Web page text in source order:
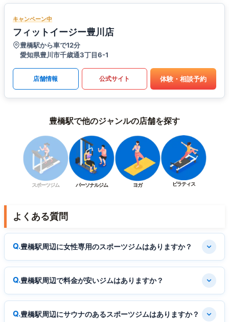
キャンペーン中
フィットイージー豊川店
豊橋駅から車で12分
愛知県豊川市千歳通3丁目6-1
店舗情報 公式サイト 体験・相談予約
豊橋駅で他のジャンルの店舗を探す
スポーツジム パーソナルジム ヨガ ピラティス
よくある質問
豊橋駅周辺に女性専用のスポーツジムはありますか？
豊橋駅周辺で料金が安いジムはありますか？
豊橋駅周辺にサウナのあるスポーツジムはありますか？